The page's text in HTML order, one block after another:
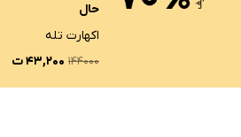
حال
اکهارت تله
۱۴۴۰۰۰ ۴۳,۲۰۰ ت